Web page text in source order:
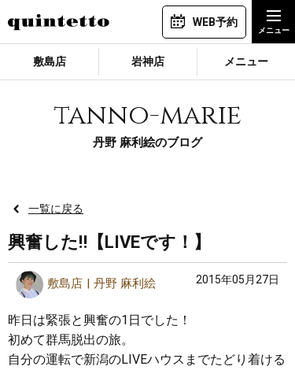
WEB予約
敷島店 岩神店 メニュー
tanno-marie
丹野 麻利絵のブログ
一覧に戻る
興奮した‼︎【LIVEです！】
敷島店 丹野 麻利絵 2015年05月27日
昨日は緊張と興奮の1日でした！
初めて群馬脱出の旅。
自分の運転で新潟のLIVEハウスまでたどり着ける